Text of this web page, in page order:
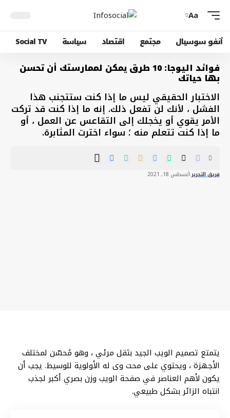
Aa
أنفو سوسيال مجتمع اقتصاد سياسة Social TV
فوائد اليوجا: 10 طرق يمكن لممارستك أن تحسن
بها حياتك
الاختبار الحقيقي ليس ما إذا كنت ستتجنب هذا
الفشل ، لأنك لن تفعل ذلك. إنه ما إذا كنت قد تركت
الأمر يقوي أو يخجلك إلى التقاعس عن العمل ، أو
ما إذا كنت تتعلم منه ؛ سواء اخترت المثابرة.
فريق التحرير أغسطس 18, 2021
يتمتع تصميم الويب الجيد بثقل مرئي ، وهو مُحسّن لمختلف
الأجهزة، ويحتوي على محت وى له الأولوية للوسيط. يجب أن
يكون لأهم العناصر في صفحة الويب وزن بصري أكبر لجذب
انتباه الزائر بشكل طبيعي.